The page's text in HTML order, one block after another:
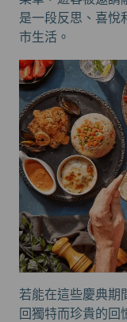
是一段反思、喜悅
市生活。
若能在這些慶典期
回獨特而珍貴的回